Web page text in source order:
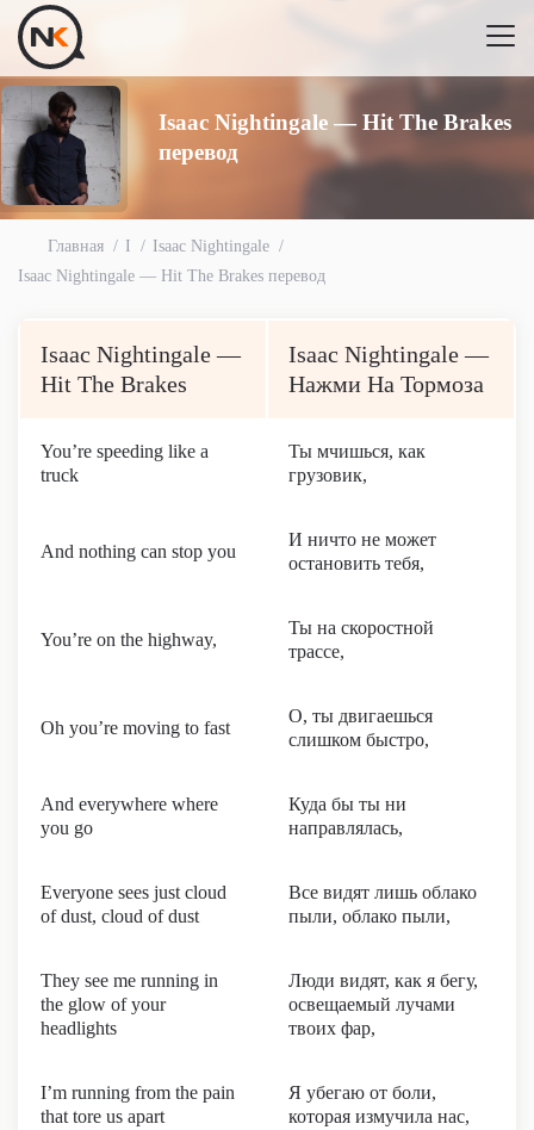
Isaac Nightingale — Hit The Brakes
перевод
Главная I
Isaac Nightingale
Isaac Nightingale — Hit The Brakes перевод
Isaac Nightingale —
Hit The Brakes
Isaac Nightingale —
Нажми На Тормоза
You’re speeding like a
truck
Ты мчишься, как
грузовик,
And nothing can stop you
И ничто не может
остановить тебя,
You’re on the highway,
Ты на скоростной
трассе,
Oh you’re moving to fast
О, ты двигаешься
слишком быстро,
And everywhere where
you go
Куда бы ты ни
направлялась,
Everyone sees just cloud
of dust, cloud of dust
Все видят лишь облако
пыли, облако пыли,
They see me running in
the glow of your
headlights
Люди видят, как я бегу,
освещаемый лучами
твоих фар,
I’m running from the pain
that tore us apart
Я убегаю от боли,
которая измучила нас,